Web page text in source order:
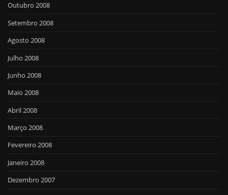
Outubro 2008
Setembro 2008
Agosto 2008
Julho 2008
Junho 2008
Maio 2008
Abril 2008
Março 2008
Fevereiro 2008
Janeiro 2008
Dezembro 2007